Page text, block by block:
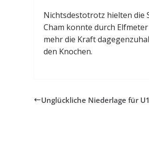
Nichtsdestotrotz hielten die
Cham konnte durch
mehr die Kraft
den Knochen.
Unglückliche Niederlage für